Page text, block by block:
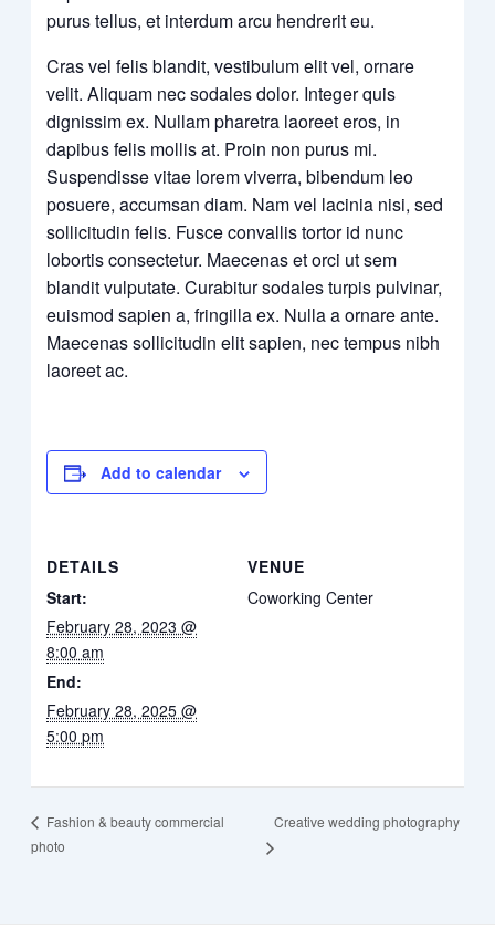
purus tellus, et interdum arcu hendrerit eu.
Cras vel felis blandit, vestibulum elit vel, ornare
velit. Aliquam nec sodales dolor. Integer quis
dignissim ex. Nullam pharetra laoreet eros, in
dapibus felis mollis at. Proin non purus mi.
Suspendisse vitae lorem viverra, bibendum leo
posuere, accumsan diam. Nam vel lacinia nisi, sed
sollicitudin felis. Fusce convallis tortor id nunc
lobortis consectetur. Maecenas et orci ut sem
blandit vulputate. Curabitur sodales turpis pulvinar,
euismod sapien a, fringilla ex. Nulla a ornare ante.
Maecenas sollicitudin elit sapien, nec tempus nibh
laoreet ac.
Add to calendar
DETAILS
Start:
February 28, 2023 @
8:00 am
End:
February 28, 2025 @
5:00 pm
VENUE
Coworking Center
Fashion & beauty commercial
photo
Creative wedding photography